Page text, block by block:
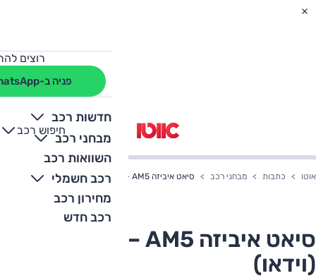
רוצים
פניה ב-WhatsApp
חדשות רכב
מבחני רכב
השוואות רכב
רכב חשמלי
מחירון רכב
רכב חדש
חיפוש רכב
+
-
אוטו כתבות מבחני רכב סיאט איביזה AM5 – מבחן דרכים (וידאו)
סיאט איביזה AM5 – מבחן דרכים
(וידאו)